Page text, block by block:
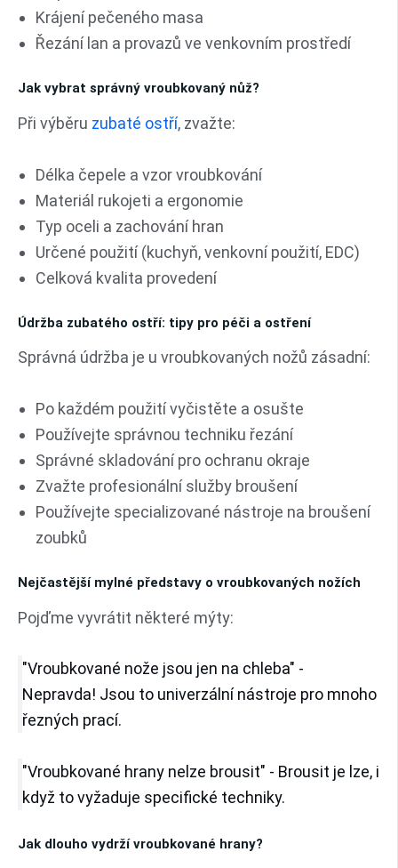
Krájení pečeného masa
Řezání lan a provazů ve venkovním prostředí
Jak vybrat správný vroubkovaný nůž?
Při výběru zubaté ostří, zvažte:
Délka čepele a vzor vroubkování
Materiál rukojeti a ergonomie
Typ oceli a zachování hran
Určené použití (kuchyň, venkovní použití, EDC)
Celková kvalita provedení
Údržba zubatého ostří: tipy pro péči a ostření
Správná údržba je u vroubkovaných nožů zásadní:
Po každém použití vyčistěte a osušte
Používejte správnou techniku řezání
Správné skladování pro ochranu okraje
Zvažte profesionální služby broušení
Používejte specializované nástroje na broušení
zoubků
Nejčastější mylné představy o vroubkovaných nožích
Pojďme vyvrátit některé mýty:
"Vroubkované nože jsou jen na chleba" -
Nepravda! Jsou to univerzální nástroje pro mnoho
řezných prací.
"Vroubkované hrany nelze brousit" - Brousit je lze, i
když to vyžaduje specifické techniky.
Jak dlouho vydrží vroubkované hrany?